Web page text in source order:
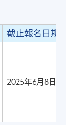
SPACE）
Of
截止報名日期
2025年6月8日